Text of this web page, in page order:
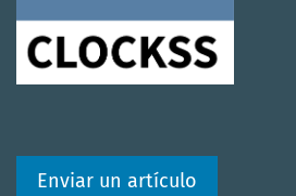
Enviar un artículo